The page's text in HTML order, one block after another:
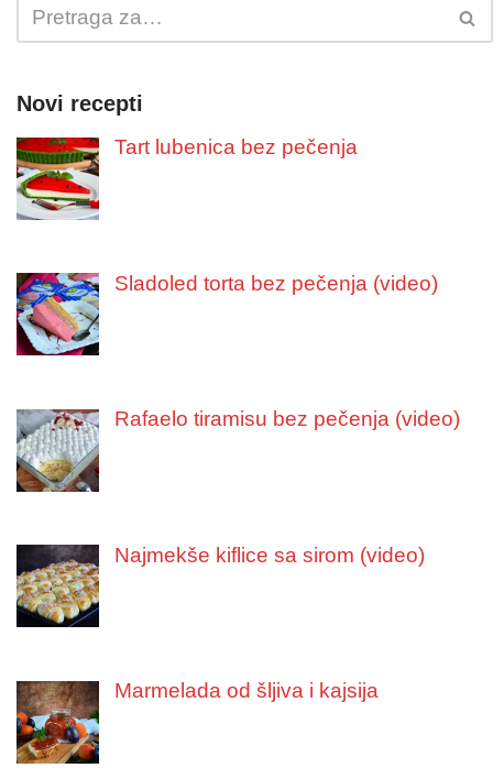
Novi recepti
Tart lubenica bez pečenja
Sladoled torta bez pečenja (video)
Rafaelo tiramisu bez pečenja (video)
Najmekše kiflice sa sirom (video)
Marmelada od šljiva i kajsija